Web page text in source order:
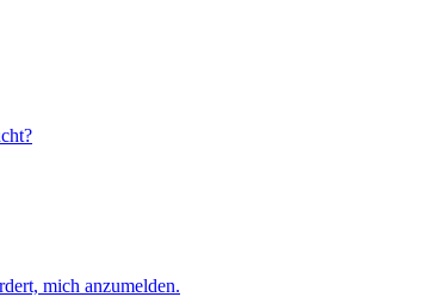
mich anzumelden.